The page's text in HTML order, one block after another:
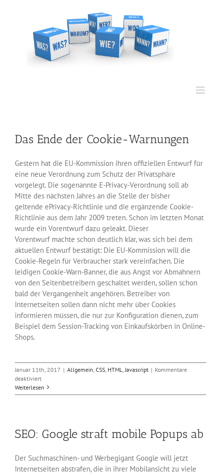
Das Ende der Cookie-Warnungen
Gestern hat die EU-Kommission ihren offiziellen Entwurf für
eine neue Verordnung zum Schutz der Privatsphäre
vorgelegt. Die sogenannte E-Privacy-Verordnung soll ab
Mitte des nächsten Jahres an die Stelle der bisher
geltende ePrivacy-Richtlinie und die ergänzende Cookie-
Richtlinie aus dem Jahr 2009 treten. Schon im letzten Monat
wurde ein Vorentwurf dazu geleakt. Dieser
Vorentwurf machte schon deutlich klar, was sich bei dem
aktuellen Entwurf bestätigt: Die EU-Kommission will die
Cookie-Regeln für Verbraucher stark vereinfachen. Die
leidigen Cookie-Warn-Banner, die aus Angst vor Abmahnern
von den Seitenbetreibern geschaltet werden, sollen schon
bald der Vergangenheit angehören. Betreiber von
Internetseiten sollen dann nicht mehr über Cookies
informieren müssen, die nur zur Konfiguration dienen, zum
Beispiel dem Session-Tracking von Einkaufskörben in Online-
Shops.
Januar 11th, 2017 | Allgemein CSS HTML Javascript | Kommentare
deaktiviertfür
Das
Ende
Weiterlesen
SEO: Google straft mobile Popups ab
Der Suchmaschinen- und Werbegigant Google will jetzt
Internetseiten abstrafen, die in ihrer Mobilansicht zu viele